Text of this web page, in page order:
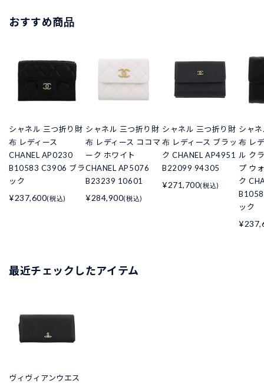
おすすめ商品
シャネル 三つ折り財
布 レディース
CHANEL AP0230
B10583 C3906 ブラ
ック
¥237,600(税込)
シャネル 三つ折り財
布 レディース ココマ
ーク ホワイト
CHANEL AP5076
B23239 10601
¥284,900(税込)
シャネル 三つ折り財
布 レディース ブラッ
ク CHANEL AP4951
B22099 94305
¥271,700(税込)
シャ
布 レ
ル ク
プ ウ
ク
ック
最近チェックしたアイテム
ヴィヴィアンウエス